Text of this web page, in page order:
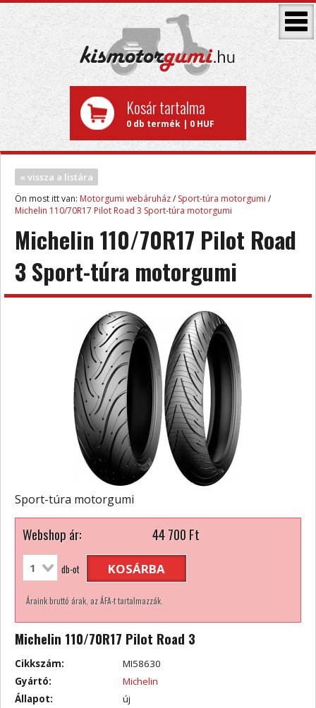
Kosár tartalma
0 db termék | 0 HUF
« vissza a listára
Ön most itt van: Motorgumi webáruház/ Sport-túra motorgumi /
Michelin 110/70R17 Pilot Road 3 Sport-túra motorgumi
Michelin 110/70R17 Pilot Road
3 Sport-túra motorgumi
Sport-túra motorgumi
Webshop ár: 44 700Ft
db-ot KOSÁRBA
Áraink bruttó árak, az ÁFA-t tartalmazzák.
Michelin 110/70R17 Pilot Road 3
Cikkszám:
MI58630
Gyártó:
Michelin
Állapot:
új